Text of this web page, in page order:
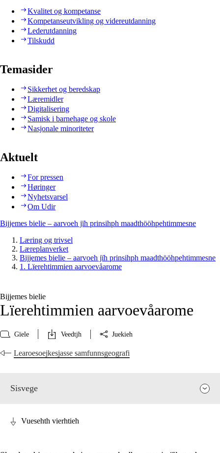
Kvalitet og kompetanse
Kompetanseutvikling og videreutdanning
Lederutdanning
Tilskudd
Temasider
Sikkerhet og beredskap
Læremidler
Digitalisering
Samisk i barnehage og skole
Nasjonale minoriteter
Aktuelt
For pressen
Høringer
Nyhetsvarsel
Om Udir
Bijjemes bielie – aarvoeh jïh prinsihph maadthööhpehtimmesne
Læring og trivsel
Læreplanverket
Bijjemes bielie – aarvoeh jïh prinsihph maadthööhpehtimmesne
1. Lïerehtimmien aarvoevåarome
Bijjemes bielie
Lïerehtimmien aarvoevåarome
Gïele Veedtjh Juekieh
Learoesoejkesjasse samfunnsgeografi
Sisvege
Vuesehth vierhtieh